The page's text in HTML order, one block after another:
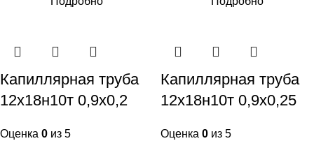
Капиллярная труба
12х18н10т 0,9х0,2
Оценка 0 из 5
Капиллярная труба
12х18н10т 0,9х0,25
Оценка 0 из 5